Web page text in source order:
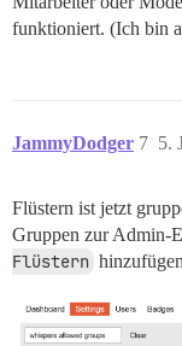
funktioniert. (Ich bin
JammyDodger 5.
7
Flüstern ist jetzt
Gruppen zur Admin-
Flüstern